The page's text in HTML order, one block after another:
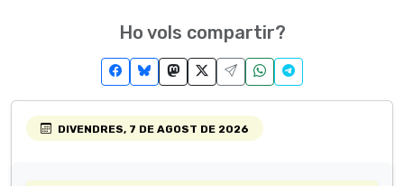
Ho vols compartir?
DIVENDRES, 7 DE AGOST DE 2026